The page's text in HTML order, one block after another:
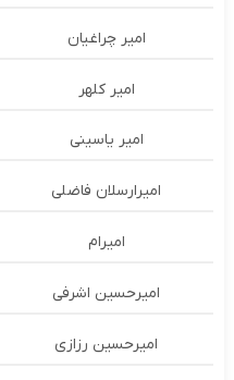
امیر چراغیان
امیر کلهر
امیر یاسینی
امیرارسلان فاضلی
امیرام
امیرحسین اشرفی
امیرحسین رزازی